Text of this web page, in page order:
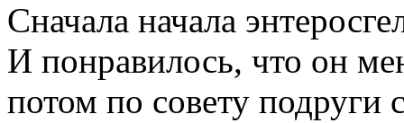
Сначала начала
И понравилось, что он
потом по совету подруги